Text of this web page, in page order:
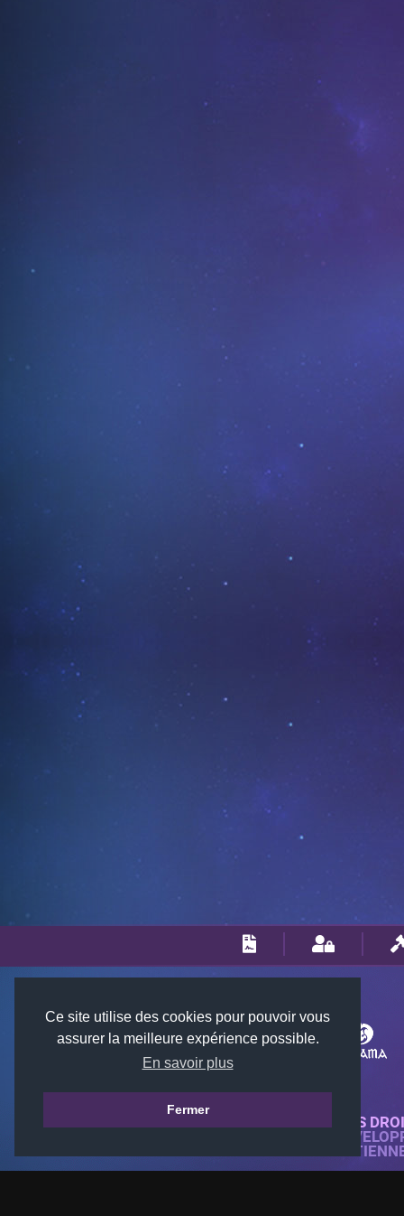
Ce site utilise des cookies pour pouvoir vous
assurer la meilleure expérience possible.
En savoir plus
Fermer
© 2018-2026 KTARENA. TOUS
SITE WEB ENTIÈREMENT
TOUTES LES IMAGES